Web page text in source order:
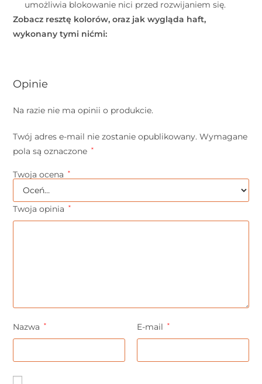
umożliwia blokowanie nici przed rozwijaniem się.
Zobacz resztę kolorów, oraz jak wygląda haft,
wykonany tymi nićmi:
Opinie
Na razie nie ma opinii o produkcie.
Twój adres e-mail nie zostanie opublikowany. Wymagane
pola są oznaczone *
Twoja ocena *
Twoja opinia *
Nazwa * E-mail *